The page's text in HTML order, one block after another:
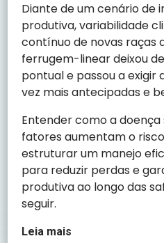
Diante de um cenário de
produtiva, variabilidade
contínuo de novas raças
ferrugem-linear deixou
pontual e passou a exigir
vez mais antecipadas e
Entender como a doença
fatores aumentam o
estruturar um manejo
para reduzir perdas e
produtiva ao longo das
seguir.
Leia mais